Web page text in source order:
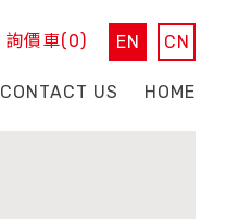
詢價車(0) EN CN
CONTACT US HOME